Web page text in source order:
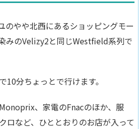
のやや北西にあるショッピングモー
みのVelizy2と同じWestfield系列で
10分ちょっとで行けます。
、家電のFnacのほか、服
ロなど、ひととおりのお店が入って